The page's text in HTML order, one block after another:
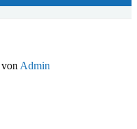
von Admin